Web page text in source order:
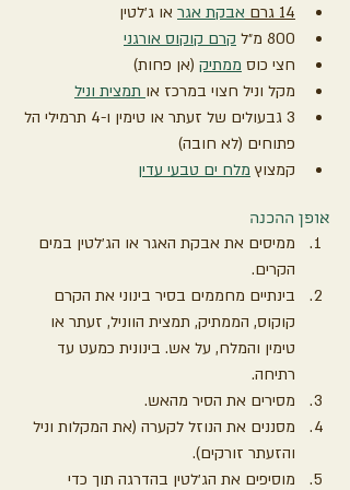
14 גרם אבקת אגר או ג׳לטין
800 מ״ל
קרם קוקוס אורגני
חצי כוס ממתיק (אן פחות)
מקל וניל חצוי במרכז או תמצית וניל
3 גבעולים של זעתר או טימין ו-4 תרמילי הל
פתוחים (לא חובה)
קמצוץ מלח ים טבעי עדין
אופן ההכנה
ממיסים את אבקת האגר או הג׳לטין במים
הקרים.
בינתיים מחממים בסיר בינוני את הקרם
קוקוס, הממתיק, תמצית הווניל, זעתר או
טימין והמלח, על אש. בינונית כמעט עד
רתיחה.
מסירים את הסיר מהאש.
מסננים את הנוזל לקערה (את המקלות וניל
והזעתר זורקים).
מוסיפים את הג׳לטין בהדרגה תוך כדי